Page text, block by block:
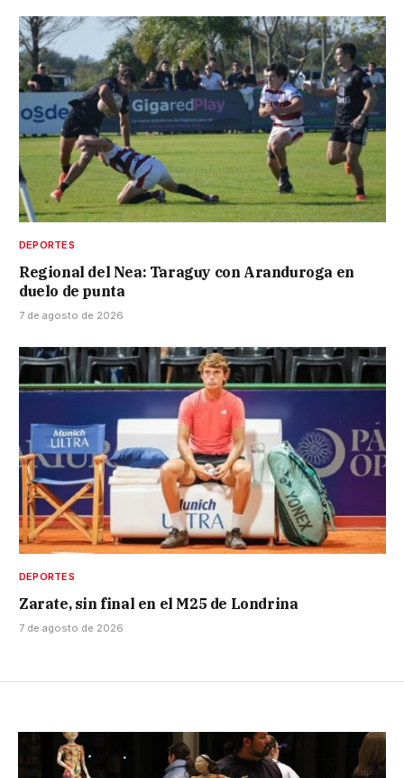
DEPORTES
Regional del Nea: Taraguy con Aranduroga en
duelo de punta
7 de agosto de 2026
DEPORTES
Zarate, sin final en el M25 de Londrina
7 de agosto de 2026